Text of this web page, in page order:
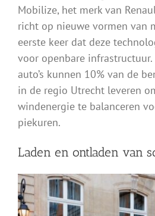
Mobilize, het merk van
richt op nieuwe vormen van
eerste keer dat deze
voor openbare
auto’s kunnen 10% van de
in de regio Utrecht leveren
windenergie te balanceren
piekuren.
Laden en ontladen van